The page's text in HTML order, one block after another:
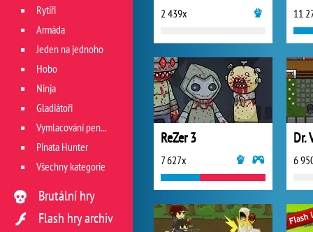
2 439x 11
ReZer 3
7 627x
Dr.
6
Rytíři
Armáda
Jeden na jednoho
Hobo
Ninja
Gladiátoři
Vymlacování peněz
Pinata Hunter
Všechny kategorie
Brutální hry
Flash hry archiv